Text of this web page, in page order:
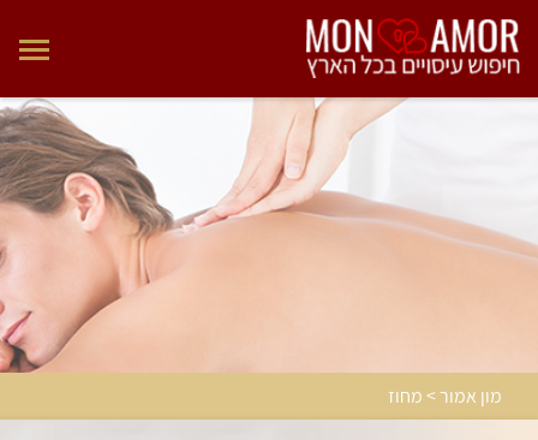
מון אמור > מחוז